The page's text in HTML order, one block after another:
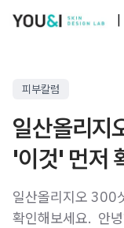
피부칼럼
일산올리지
'이것' 먼저
일산올리지오 300
확인해보세요. ​ 안